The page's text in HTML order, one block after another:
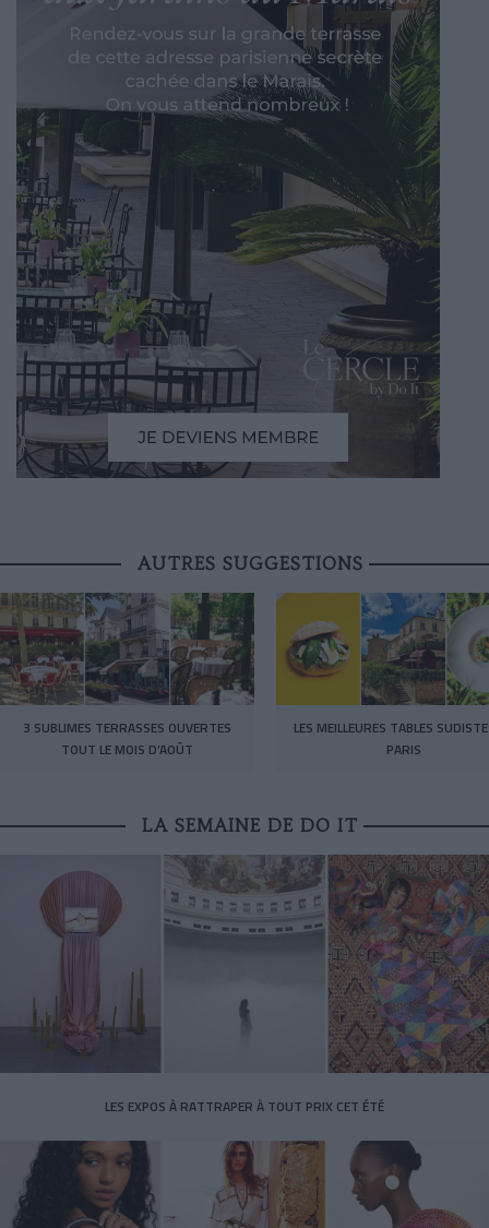
AUTRES SUGGESTIONS
3 SUBLIMES TERRASSES OUVERTES
TOUT LE MOIS D’AOÛT
LES MEILLEURES TABLES
PARIS
LA SEMAINE DE DO IT
LES EXPOS À RATTRAPER À TOUT PRIX CET ÉTÉ